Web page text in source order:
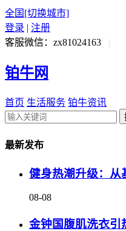
全国 [切换城市]
登录 | 注册
客服微信：zx81024163
|
铂牛网
首页 生活服务 铂牛资讯
最新发布
健身热潮升级：从
08-08
金钟国腹肌洗衣引